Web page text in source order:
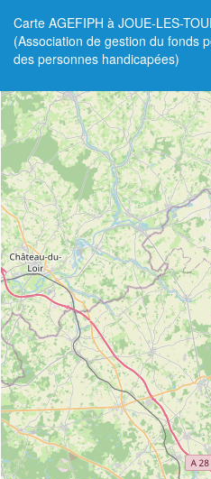
Carte AGEFIPH à JOUE-LES-
(Association de gestion du fonds
des personnes handicapées)
+
−